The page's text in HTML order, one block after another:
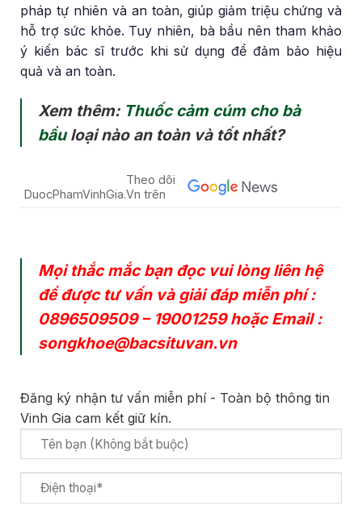
pháp tự nhiên và an toàn, giúp giảm triệu chứng và
hỗ trợ sức khỏe. Tuy nhiên, bà bầu nên tham khảo
ý kiến bác sĩ trước khi sử dụng để đảm bảo hiệu
quả và an toàn.
Xem thêm: Thuốc cảm cúm cho bà
bầuloại nào an toàn và tốt nhất?
Theo dõi
DuocPhamVinhGia.Vn trên
Mọi thắc mắc bạn đọc vui lòng liên hệ
để được tư vấn và giải đáp miễn phí :
0896509509– 19001259hoặc Email :
songkhoe@bacsituvan.vn
Đăng ký nhận tư vấn miễn phí - Toàn bộ thông tin
Vinh Gia cam kết giữ kín.